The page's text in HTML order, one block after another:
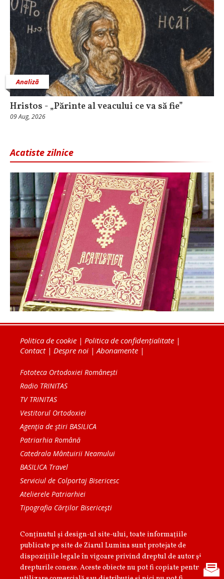
Analiză
Hristos - „Părinte al veacului ce va să fie”
09 Aug, 2026
Acatiste zilnice
Politica de cookie | Politica de confidențialitate |
Contact| Despre noi | Abonamente |
Fototeca Ortodoxiei Românești
Radio TRINITAS
TV TRINITAS
Vestitorul Ortodoxiei
Agenţia de ştiri BASILICA
Patriarhia Română
Catedrala Mântuirii Neamului
BASILICA Travel
Serviciul de Colportaj Bisericesc
Atelierele Patriarhiei
Tipografia Cărţilor Bisericeşti
Conținutul și design-ul site-ului, toate informaţiile
publicate pe site de Ziarul Lumina sunt protejate de
dispoziţiile legale în vigoare privind dreptul de autor şi
drepturile conexe. Aceste obiecte nu pot fi copiate pentru